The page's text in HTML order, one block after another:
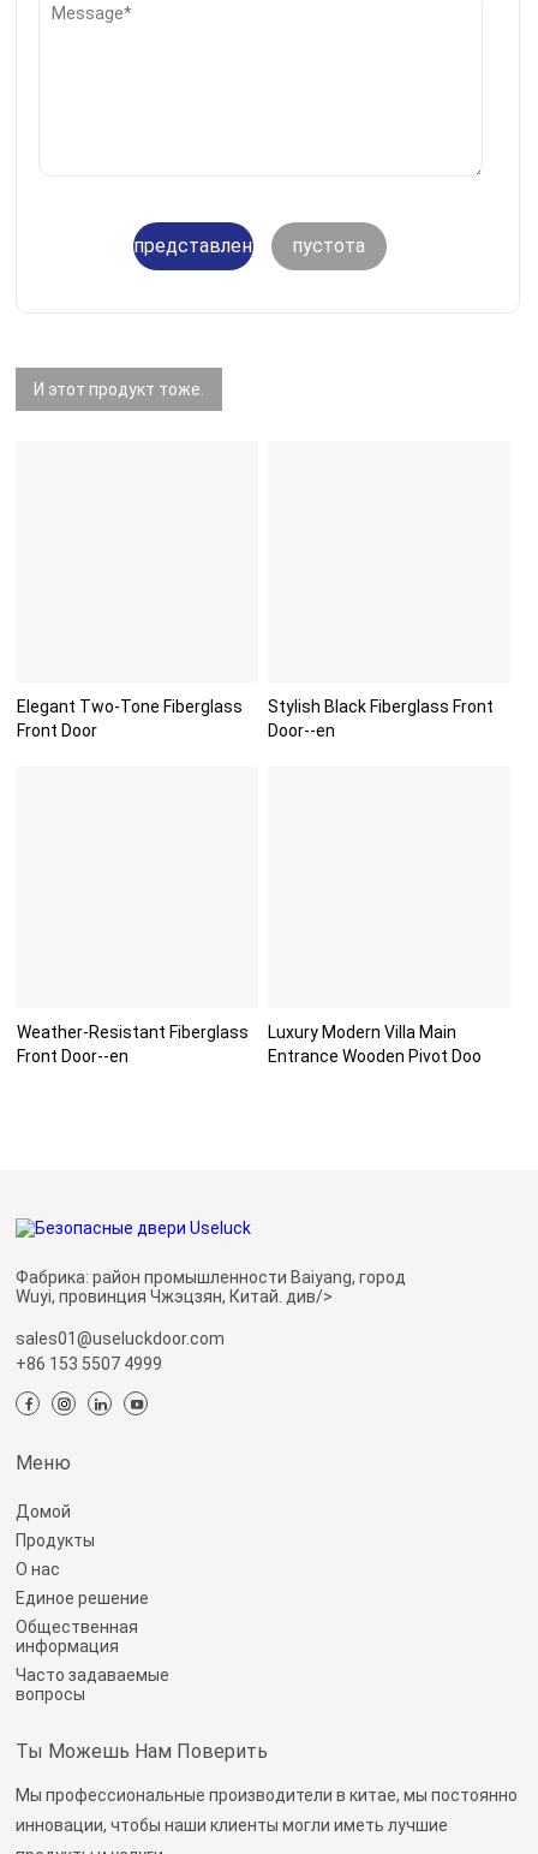
представление пустота
И этот продукт тоже.
Elegant Two-Tone Fiberglass
Front Door
Stylish Black Fiberglass Front
Door--en
Weather-Resistant Fiberglass
Front Door--en
Luxury Modern Villa Main
Entrance Wooden Pivot Doo
Фабрика: район промышленности Baiyang, город
Wuyi, провинция Чжэцзян, Китай. див/>
sales01@useluckdoor.com
+86 153 5507 4999
Меню
Домой
Продукты
О нас
Единое решение
Общественная
информация
Часто задаваемые
вопросы
Ты Можешь Нам Поверить
Мы профессиональные производители в китае, мы постоянно
инновации, чтобы наши клиенты могли иметь лучшие